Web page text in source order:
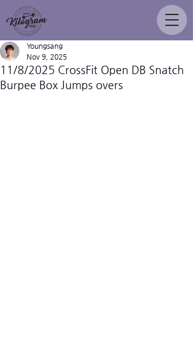
11/8/2025 CrossFit Open DB Snatch
Burpee Box Jumps overs
Youngsang
Nov 9, 2025